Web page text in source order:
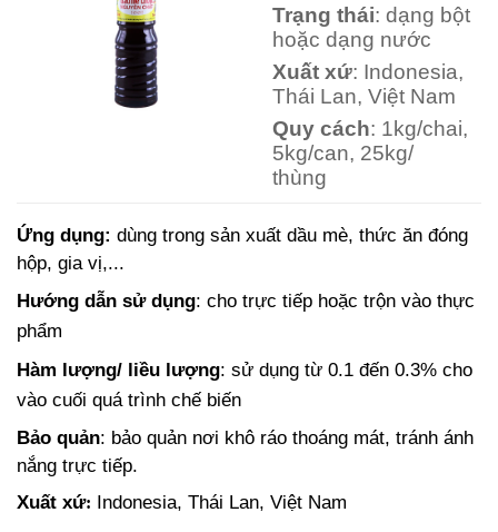
Trạng thái: dạng bột
hoặc dạng nước
Xuất xứ: Indonesia,
Thái Lan, Việt Nam
Quy cách: 1kg/chai,
5kg/can, 25kg/
thùng
Ứng dụng: dùng trong sản xuất dầu mè, thức ăn đóng
hộp, gia vị,...
Hướng dẫn sử dụng: cho trực tiếp hoặc trộn vào thực
phẩm
Hàm lượng/ liều lượng: sử dụng từ 0.1 đến 0.3% cho
vào cuối quá trình chế biến
Bảo quản: bảo quản nơi khô ráo thoáng mát, tránh ánh
nắng trực tiếp.
Xuất xứ: Indonesia, Thái Lan, Việt Nam